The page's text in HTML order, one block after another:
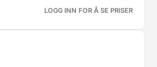
LOGG INN FOR Å SE PRISER